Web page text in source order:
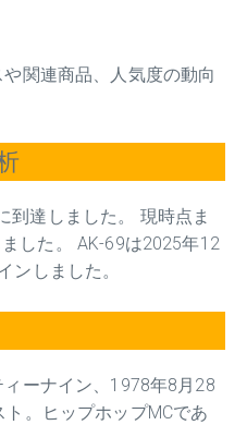
関連商品、人気度の動向
到達しました。 現時点ま
した。 AK-69は2025年12
ンしました。
ーナイン、1978年8月28
。ヒップホップMCであ